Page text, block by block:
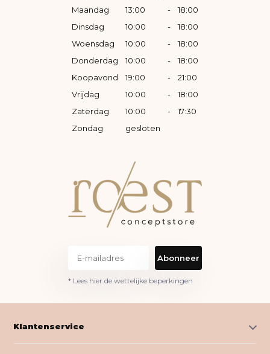
Maandag 13:00 -
18:00
Dinsdag
10:00 -
18:00
Woensdag
10:00 -
18:00
Donderdag
10:00 -
18:00
Koopavond
19:00 -
21:00
Vrijdag
10:00 -
18:00
Zaterdag
10:00 -
17:30
Zondag
gesloten
Abonneer
* Lees hier de wettelijke beperkingen
Klantenservice